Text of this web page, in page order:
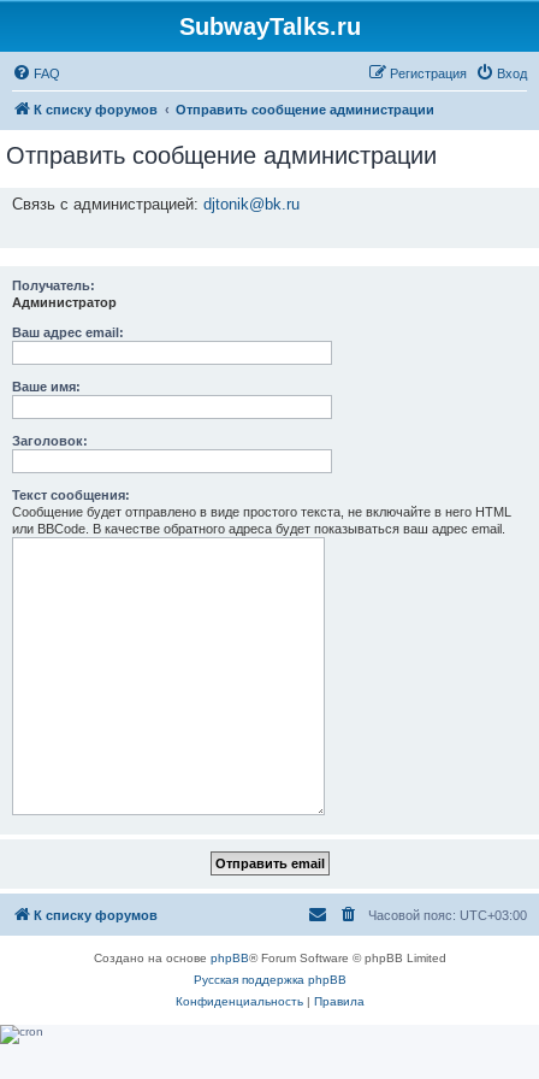
SubwayTalks.ru
FAQ Вход
Регистрация
К списку форумов Отправить сообщение администрации
Отправить сообщение администрации
Связь с администрацией: djtonik@bk.ru
Получатель:
Администратор
Ваш адрес email:
Ваше имя:
Заголовок:
Текст сообщения:
Сообщение будет отправлено в виде простого текста, не включайте в него HTML
или BBCode. В качестве обратного адреса будет показываться ваш адрес email.
К списку форумов Часовой пояс: UTC+03:00
Создано на основе phpBB® Forum Software © phpBB Limited
Русская поддержка phpBB
Конфиденциальность| Правила